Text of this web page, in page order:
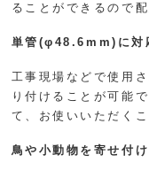
ることができるので
単管(φ48.6mm)に対
工事現場などで使用
り付けることが可能
て、お使いいただく
鳥や小動物を寄せ付